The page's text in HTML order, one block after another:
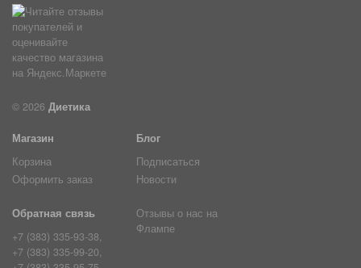
© 2026 Диетика
Магазин
Корзина
Оформить заказ
Блог
Подписаться
Новости
Обратная связь
+7 (383) 335-93-38,
+7 (383) 335-99-20,
Отзывы о нас на
Флампе